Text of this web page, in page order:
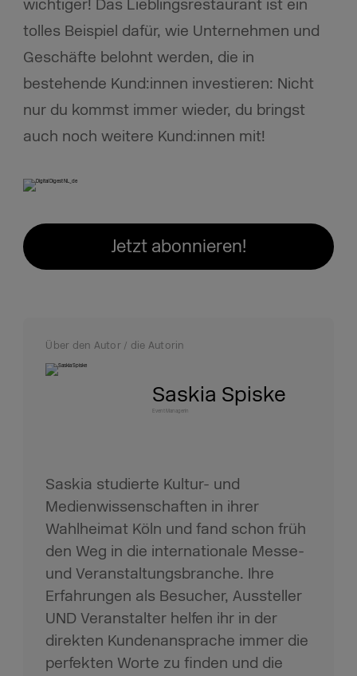
wichtiger! Das Lieblingsrestaurant ist ein
tolles Beispiel dafür, wie Unternehmen und
Geschäfte belohnt werden, die in
bestehende Kund:innen investieren: Nicht
nur du kommst immer wieder, du bringst
auch noch weitere Kund:innen mit!
Jetzt abonnieren!
Über den Autor / die Autorin
Saskia Spiske
Event Managerin
Saskia studierte Kultur- und
Medienwissenschaften in ihrer
Wahlheimat Köln und fand schon früh
den Weg in die internationale Messe-
und Veranstaltungsbranche. Ihre
Erfahrungen als Besucher, Aussteller
UND Veranstalter helfen ihr in der
direkten Kundenansprache immer die
perfekten Worte zu finden und die